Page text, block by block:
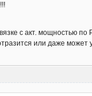
с акт. мощностью
или даже